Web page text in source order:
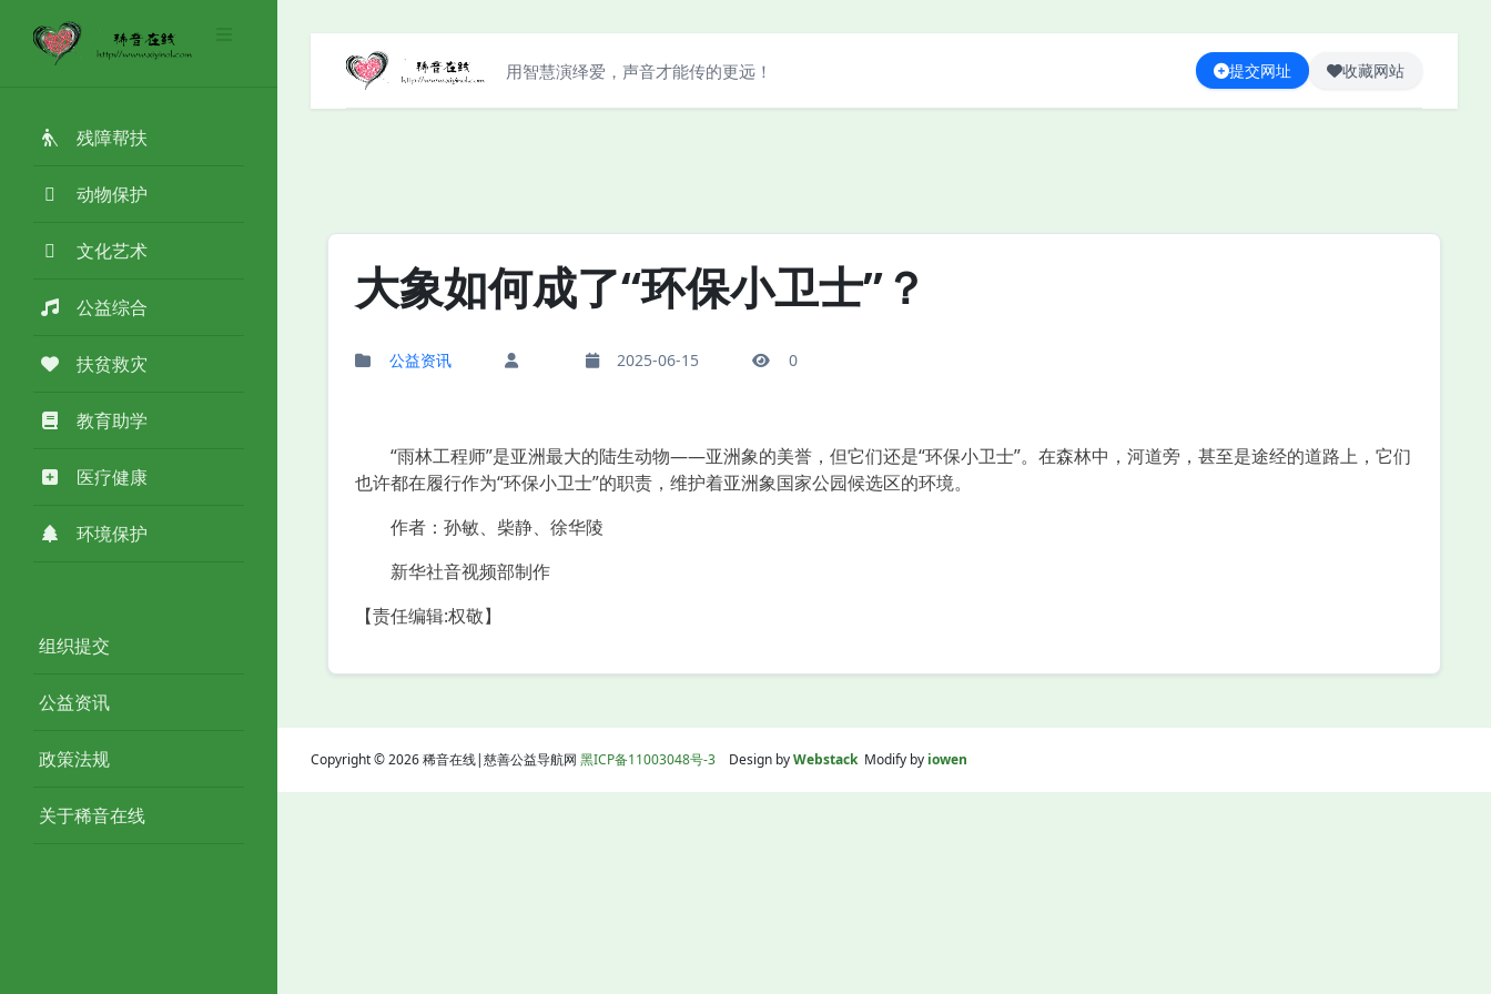
残障帮扶
动物保护
文化艺术
公益综合
扶贫救灾
教育助学
医疗健康
环境保护
组织提交
公益资讯
政策法规
关于稀音在线
用智慧演绎爱，声音才能传的更远！ 提交网址 收藏网站
大象如何成了“环保小卫士”？
公益资讯 2025-06-15 0
“雨林工程师”是亚洲最大的陆生动物——亚洲象的美誉，但它们还是“环保小卫士”。在森林中，河道旁，甚至是途经的道路上，它们
也许都在履行作为“环保小卫士”的职责，维护着亚洲象国家公园候选区的环境。
作者：孙敏、柴静、徐华陵
新华社音视频部制作
【责任编辑:权敬】
Copyright © 2026 稀音在线|慈善公益导航网 黑ICP备11003048号-3 Design byWebstackModify by iowen